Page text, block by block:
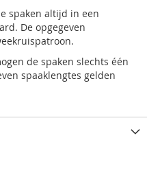
spaken altijd in een
De opgegeven
de spaken slechts één
spaaklengtes gelden